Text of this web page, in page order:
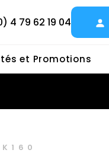
4 79 62 19 04
et Promotions